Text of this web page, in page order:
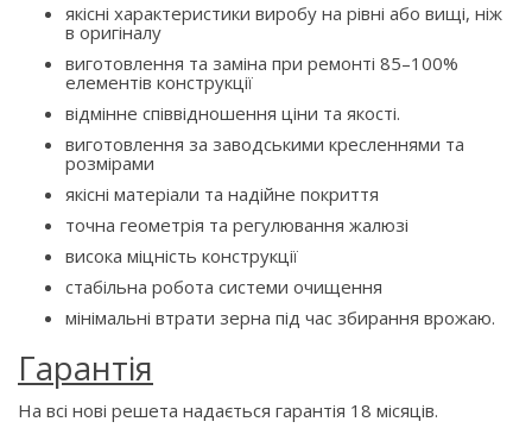
якісні характеристики виробу на рівні або вищі, ніж
в оригіналу
виготовлення та заміна при ремонті 85–100%
елементів конструкції
відмінне співвідношення ціни та якості.
виготовлення за заводськими кресленнями та
розмірами
якісні матеріали та надійне покриття
точна геометрія та регулювання жалюзі
висока міцність конструкції
стабільна робота системи очищення
мінімальні втрати зерна під час збирання врожаю.
Гарантія
На всі нові решета надається гарантія 18 місяців.